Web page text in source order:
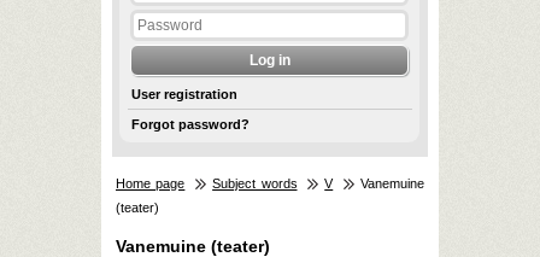
User registration
Forgot password?
Home page Subject words V
Vanemuine
(teater)
Vanemuine (teater)